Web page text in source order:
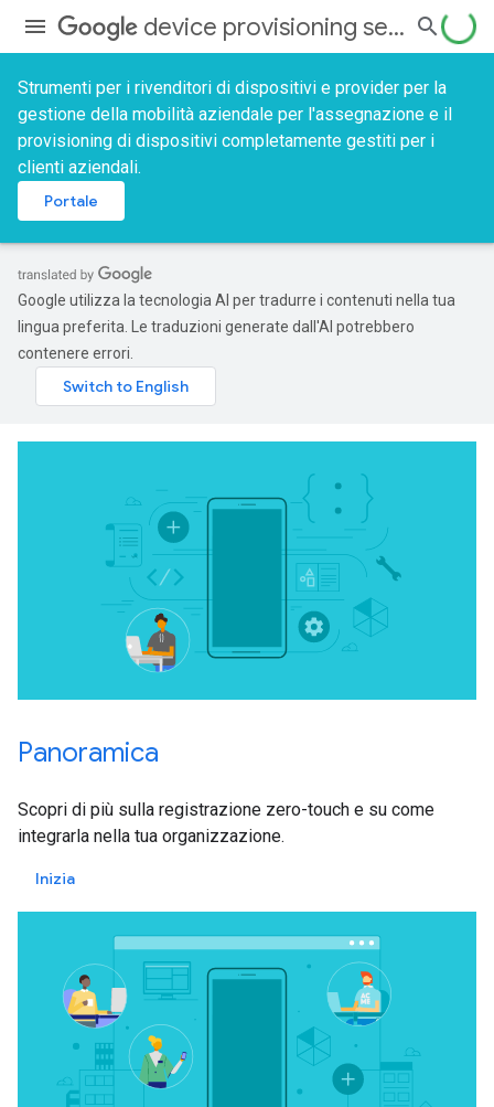
device provisioning services
Strumenti per i rivenditori di dispositivi e provider per la
gestione della mobilità aziendale per l'assegnazione e il
provisioning di dispositivi completamente gestiti per i
clienti aziendali.
Portale
Google utilizza la tecnologia AI per tradurre i contenuti nella tua
lingua preferita. Le traduzioni generate dall'AI potrebbero
contenere errori.
Panoramica
Scopri di più sulla registrazione zero-touch e su come
integrarla nella tua organizzazione.
Inizia